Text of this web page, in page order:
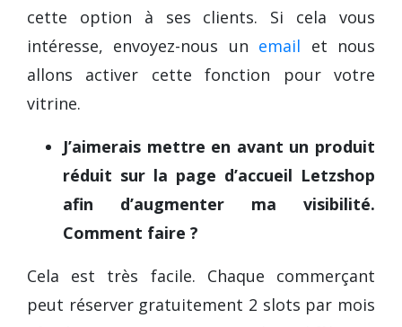
cette option à ses clients. Si cela vous
intéresse, envoyez-nous un email et nous
allons activer cette fonction pour votre
vitrine.
J’aimerais mettre en avant un produit
réduit sur la page d’accueil Letzshop
afin d’augmenter ma visibilité.
Comment faire ?
Cela est très facile. Chaque commerçant
peut réserver gratuitement 2 slots par mois